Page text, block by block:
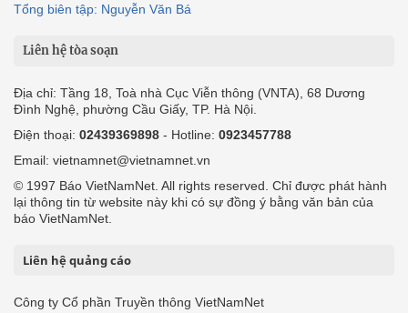
Tổng biên tập: Nguyễn Văn Bá
Liên hệ tòa soạn
Địa chỉ: Tầng 18, Toà nhà Cục Viễn thông (VNTA), 68 Dương
Đình Nghệ, phường Cầu Giấy, TP. Hà Nội.
Điện thoại: 02439369898 - Hotline: 0923457788
Email: vietnamnet@vietnamnet.vn
© 1997 Báo VietNamNet. All rights reserved. Chỉ được phát hành
lại thông tin từ website này khi có sự đồng ý bằng văn bản của
báo VietNamNet.
Liên hệ quảng cáo
Công ty Cổ phần Truyền thông VietNamNet